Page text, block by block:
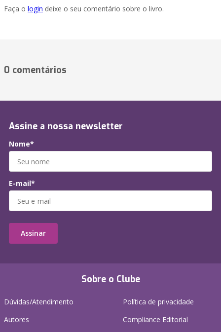
Faça o login deixe o seu comentário sobre o livro.
0 comentários
Sobre o Clube
Dúvidas/Atendimento
Autores
Política de privacidade
Compliance Editorial
Assine a nossa newsletter
Nome*
E-mail*
Assinar